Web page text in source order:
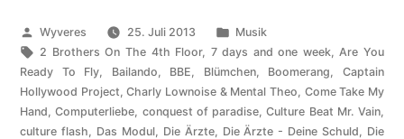
Veröffentlicht
von
Wyveres 25. Juli 2013
Veröffentlicht
unter
Musik
Schlagwörter:
2 Brothers On The 4th Floor, 7 days and one week, Are You
Ready To Fly
Bailando BBE Blümchen, Boomerang ,Captain
Hollywood Project ,Charly Lownoise & Mental Theo Come Take My
Hand ,Computerliebe conquest of paradise ,Culture Beat Mr. Vain
culture flash
Das Modul, Die Ärzte, Die Ärzte - Deine Schuld
Die